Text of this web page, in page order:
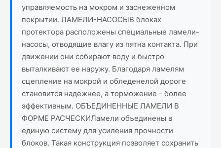
управляемость на мокром и заснеженном
покрытии. ЛАМЕЛИ-НАСОСЫВ блоках
протектора расположены специальные ламели-
насосы, отводящие влагу из пятна контакта. При
движении они собирают воду и быстро
выталкивают ее наружу. Благодаря ламелям
сцепление на мокрой и обледенелой дороге
становится надежнее, а торможение - более
эффективным. ОБЪЕДИНЕННЫЕ ЛАМЕЛИ В
ФОРМЕ РАСЧЕСКИЛамели объединены в
единую систему для усиления прочности
блоков. Такая конструкция позволяет сохранить